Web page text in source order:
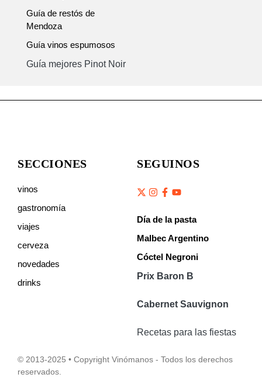
Guía de restós de
Mendoza
Guía vinos espumosos
Guía mejores Pinot Noir
SECCIONES
vinos
gastronomía
viajes
cerveza
novedades
drinks
SEGUINOS
Día de la pasta
Malbec Argentino
Cóctel Negroni
Prix Baron B
Cabernet Sauvignon
Recetas para las fiestas
© 2013-2025 • Copyright Vinómanos - Todos los derechos
reservados.